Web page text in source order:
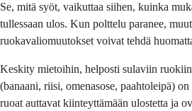
Se, mitä syöt, vaikuttaa siihen, kuinka
tullessaan ulos. Kun polttelu paranee,
ruokavaliomuutokset voivat tehdä
Keskity mietoihin, helposti sulaviin
(banaani, riisi, omenasose, paahtoleipä)
ruoat auttavat kiinteyttämään ulostetta ja